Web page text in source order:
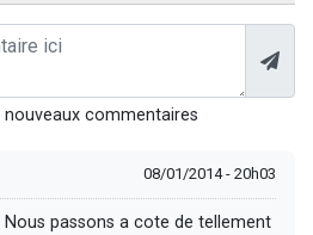
commentaires
08/01/2014 - 20h03
passons a cote de tellement